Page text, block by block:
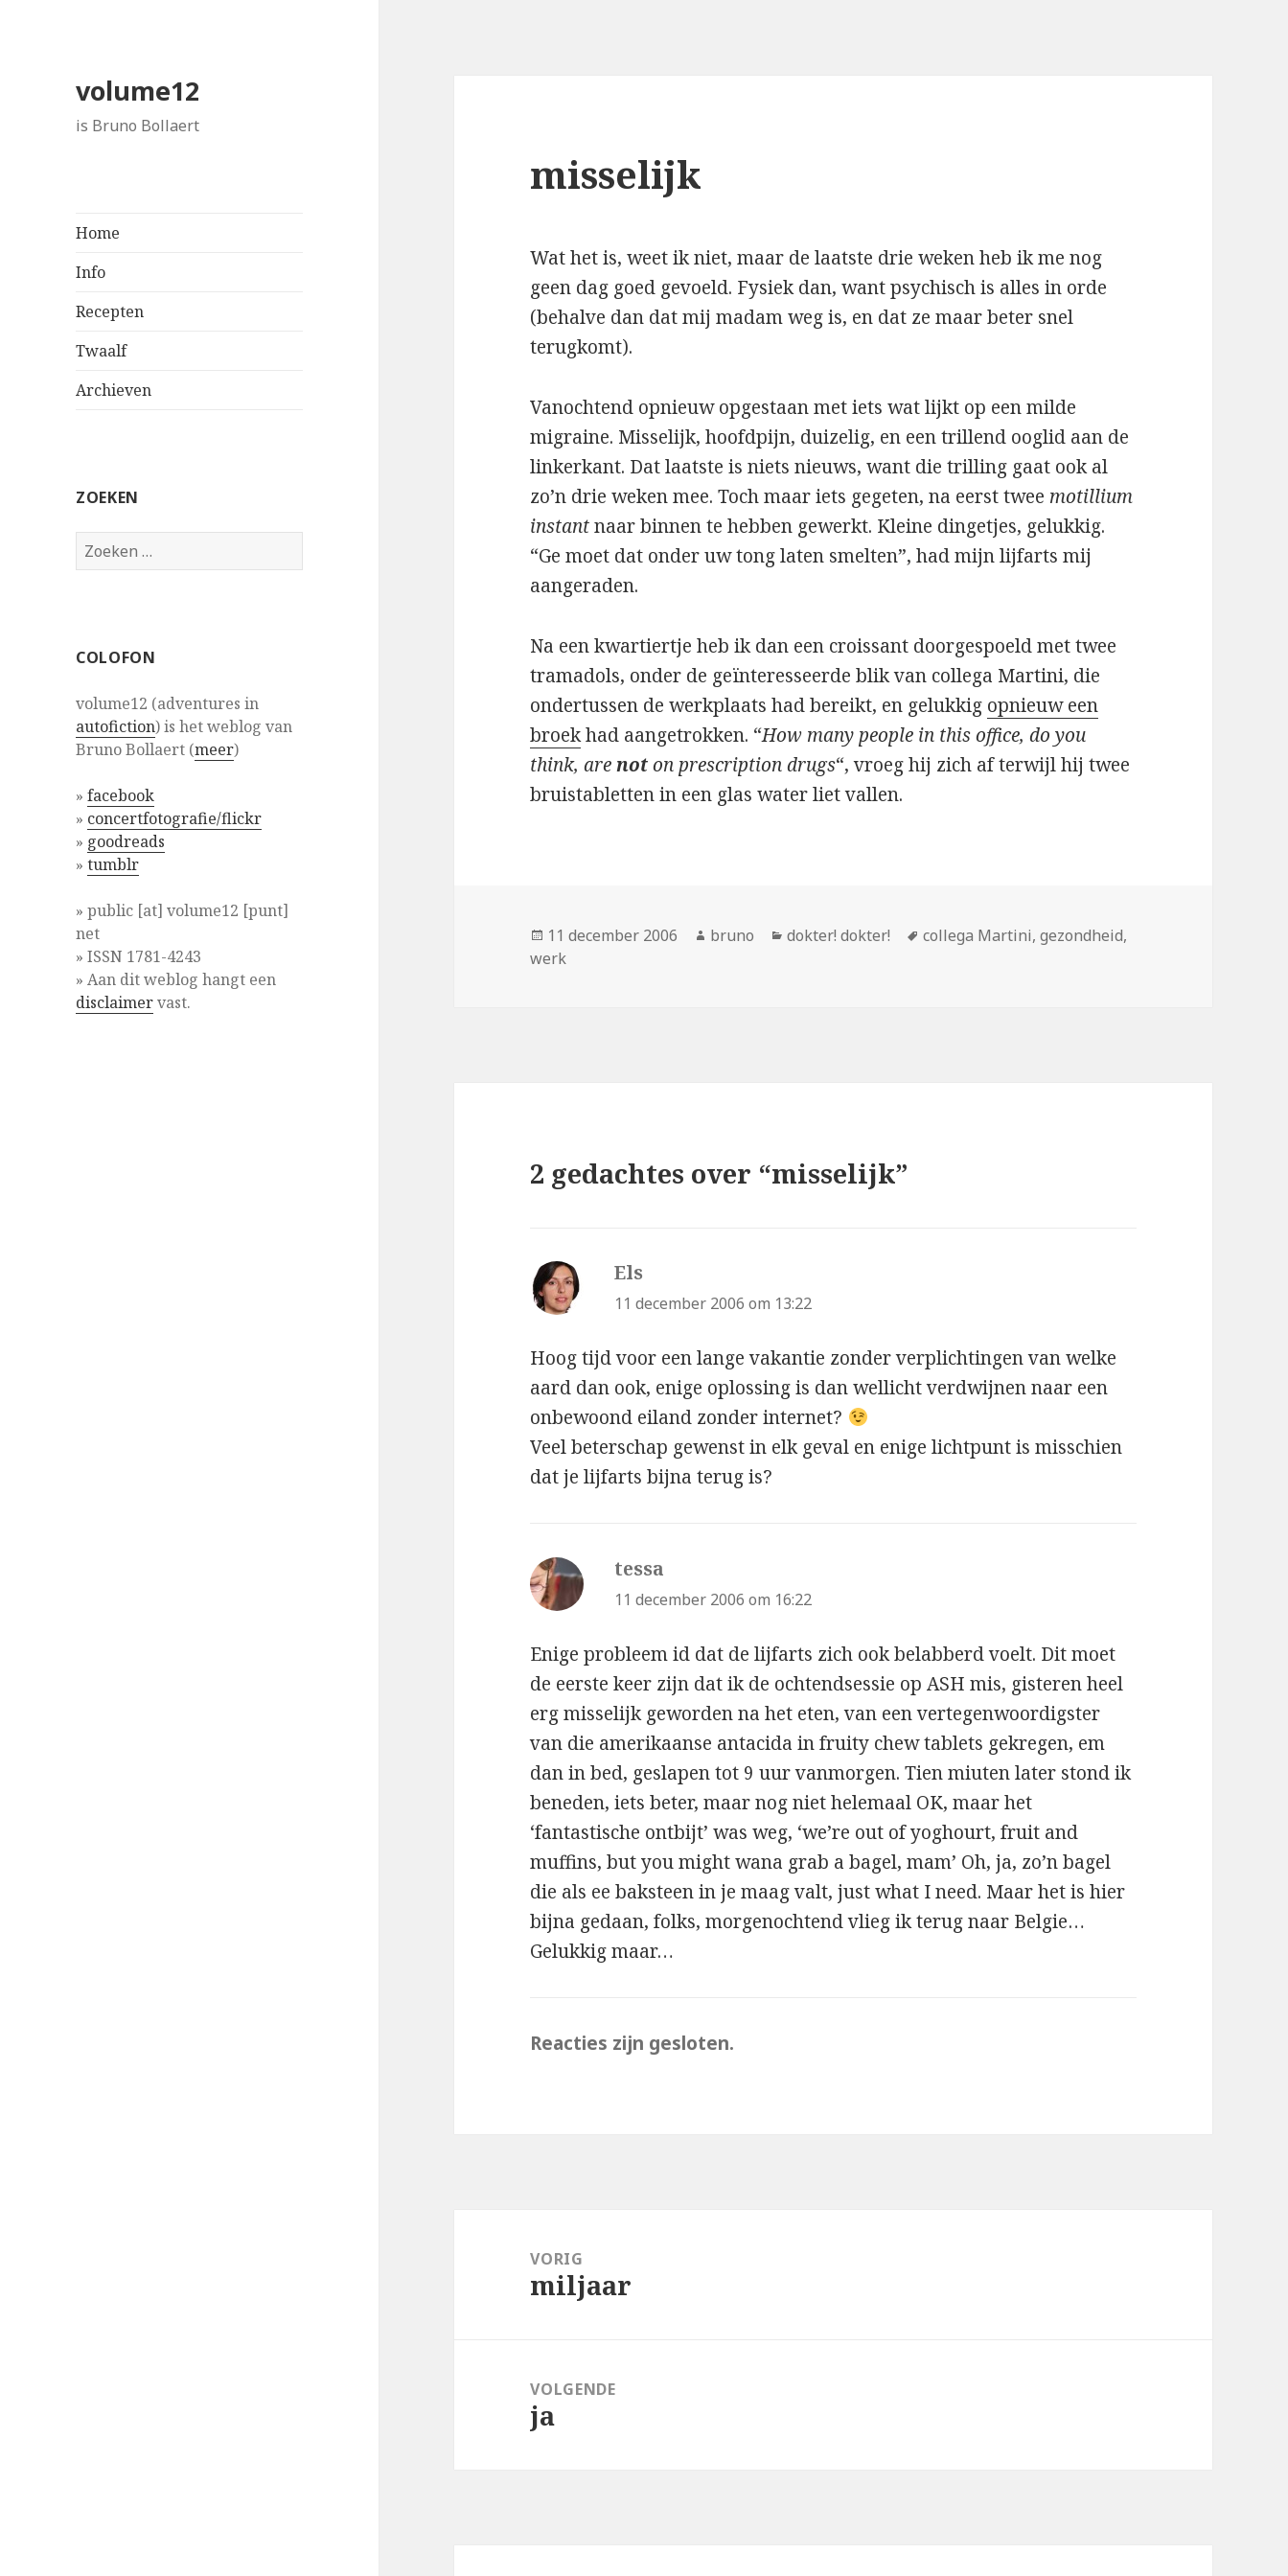
volume12
is Bruno Bollaert
Home
Info
Recepten
Twaalf
Archieven
ZOEKEN
Zoeken
naar:
COLOFON
volume12 (adventures in
autofiction) is het weblog van
Bruno Bollaert (meer)
»facebook
» concertfotografie/flickr
» goodreads
»tumblr
» public [at] volume12 [punt]
net
» ISSN 1781-4243
» Aan dit weblog hangt een
disclaimervast.
misselijk
Wat het is, weet ik niet, maar de laatste drie weken heb ik me nog
geen dag goed gevoeld. Fysiek dan, want psychisch is alles in orde
(behalve dan dat mij madam weg is, en dat ze maar beter snel
terugkomt).
Vanochtend opnieuw opgestaan met iets wat lijkt op een milde
migraine. Misselijk, hoofdpijn, duizelig, en een trillend ooglid aan de
linkerkant. Dat laatste is niets nieuws, want die trilling gaat ook al
zo’n drie weken mee. Toch maar iets gegeten, na eerst twee motillium
instantnaar binnen te hebben gewerkt. Kleine dingetjes, gelukkig.
“Ge moet dat onder uw tong laten smelten”, had mijn lijfarts mij
aangeraden.
Na een kwartiertje heb ik dan een croissant doorgespoeld met twee
tramadols, onder de geïnteresseerde blik van collega Martini, die
ondertussen de werkplaats had bereikt, en gelukkig opnieuw een
broekhad aangetrokken. “How many people in this office, do you
think, arenoton prescription drugs“, vroeg hij zich af terwijl hij twee
bruistabletten in een glas water liet vallen.
Geplaatst
op
11 december 2006 Auteur
bruno Categorieën
dokter! dokter! Tags
collega Martini,gezondheid,
werk
2 gedachtes over “misselijk”
Els
11 december 2006 om 13:22
Hoog tijd voor een lange vakantie zonder verplichtingen van welke
aard dan ook, enige oplossing is dan wellicht verdwijnen naar een
onbewoond eiland zonder internet?
Veel beterschap gewenst in elk geval en enige lichtpunt is misschien
dat je lijfarts bijna terug is?
tessa
11 december 2006 om 16:22
Enige probleem id dat de lijfarts zich ook belabberd voelt. Dit moet
de eerste keer zijn dat ik de ochtendsessie op ASH mis, gisteren heel
erg misselijk geworden na het eten, van een vertegenwoordigster
van die amerikaanse antacida in fruity chew tablets gekregen, em
dan in bed, geslapen tot 9 uur vanmorgen. Tien miuten later stond ik
beneden, iets beter, maar nog niet helemaal OK, maar het
‘fantastische ontbijt’ was weg, ‘we’re out of yoghourt, fruit and
muffins, but you might wana grab a bagel, mam’ Oh, ja, zo’n bagel
die als ee baksteen in je maag valt, just what I need. Maar het is hier
bijna gedaan, folks, morgenochtend vlieg ik terug naar Belgie…
Gelukkig maar…
Reacties zijn gesloten.
navigatieVORIG
Vorig
miljaar
VOLGENDE
Volgend
ja